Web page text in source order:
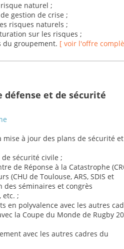
naturel ;
gestion de crise ;
risques naturels ;
sur les risques ;
du groupement. [ voir l'offre
défense et de sécurité
mise à jour des plans de sécurité et
de sécurité civile ;
de Réponse à la Catastrophe
(CHU de Toulouse, ARS, SDIS et
des séminaires et congrès
etc. ;
en polyvalence avec les autres
la Coupe du Monde de Rugby
avec les autres cadres du